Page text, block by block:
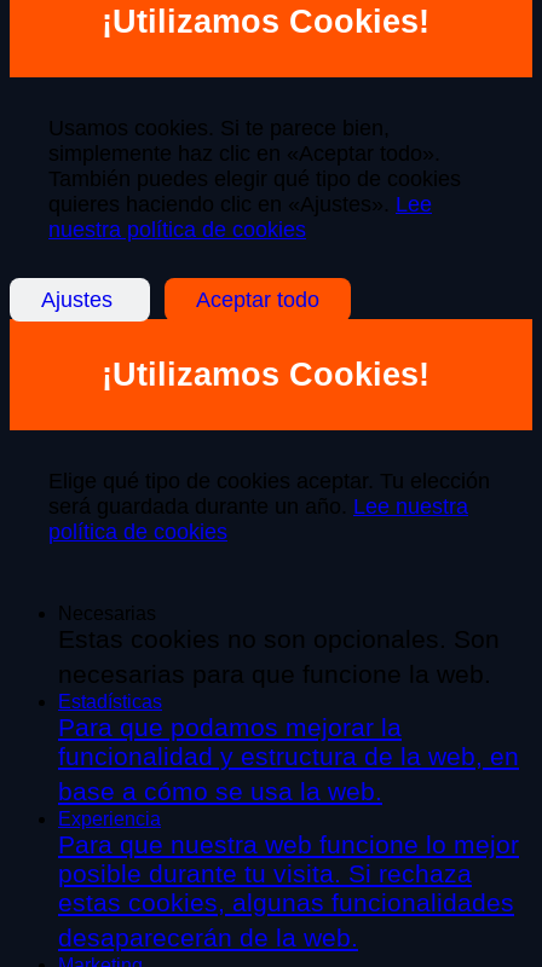
¡Utilizamos Cookies!
Usamos cookies. Si te parece bien,
simplemente haz clic en «Aceptar todo».
También puedes elegir qué tipo de cookies
quieres haciendo clic en «Ajustes». Lee
nuestra política de cookies
Ajustes Aceptar todo
¡Utilizamos Cookies!
Elige qué tipo de cookies aceptar. Tu elección
será guardada durante un año. Lee nuestra
política de cookies
Necesarias
Estas cookies no son opcionales. Son
necesarias para que funcione la web.
Estadísticas
Para que podamos mejorar la
funcionalidad y estructura de la web, en
base a cómo se usa la web.
Experiencia
Para que nuestra web funcione lo mejor
posible durante tu visita. Si rechaza
estas cookies, algunas funcionalidades
desaparecerán de la web.